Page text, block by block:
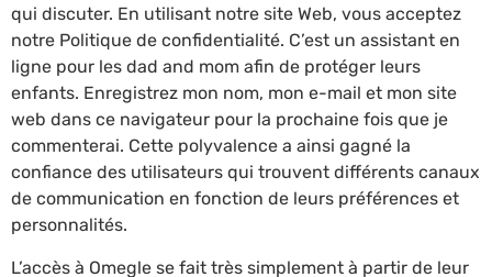
qui discuter. En utilisant notre site Web, vous acceptez
notre Politique de confidentialité. C’est un assistant en
ligne pour les dad and mom afin de protéger leurs
enfants. Enregistrez mon nom, mon e-mail et mon site
web dans ce navigateur pour la prochaine fois que je
commenterai. Cette polyvalence a ainsi gagné la
confiance des utilisateurs qui trouvent différents canaux
de communication en fonction de leurs préférences et
personnalités.
L’accès à Omegle se fait très simplement à partir de leur